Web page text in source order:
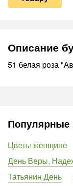
Описание
51 белая роза
Популярные
Цветы женщине
День Веры,
Татьянин День